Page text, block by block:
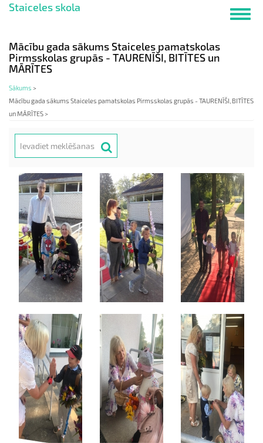
Pārlekt
saturu
Staiceles skola
Mācību gada sākums Staiceles pamatskolas
Pirmsskolas grupās - TAURENĪŠI, BITĪTES un
MĀRĪTES
Sākums >
Mācību gada sākums Staiceles pamatskolas Pirmsskolas grupās - TAURENĪŠI, BITĪTES
un MĀRĪTES >
Search